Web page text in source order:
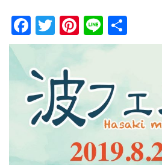
Facebook
TwitterPinterest
Line
有